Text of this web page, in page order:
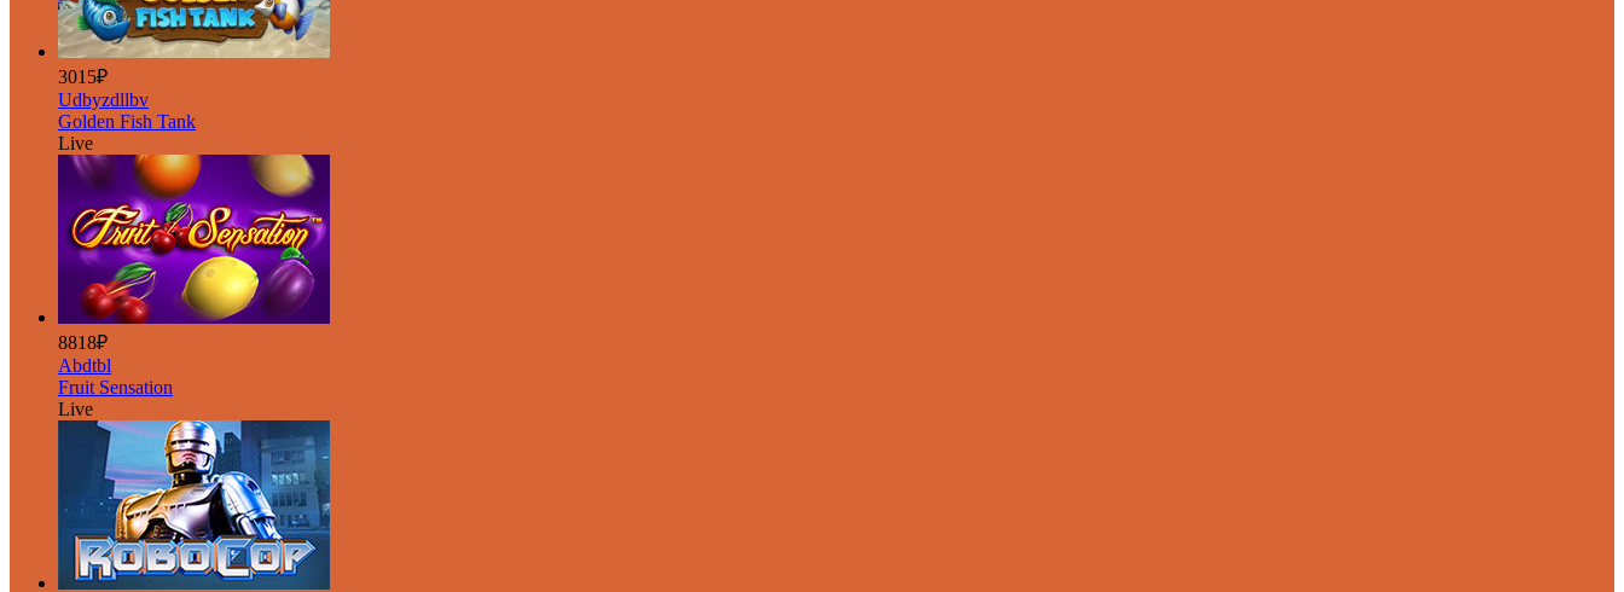
3015₽
Udbyzdllbv
Golden Fish Tank
Live
8818₽
Abdtbl
Fruit Sensation
Live